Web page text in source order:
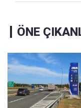
ÖNE